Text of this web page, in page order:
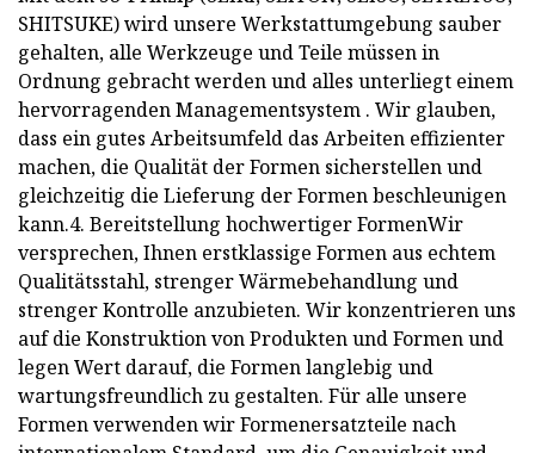
SHITSUKE) wird unsere Werkstattumgebung sauber
gehalten, alle Werkzeuge und Teile müssen in
Ordnung gebracht werden und alles unterliegt einem
hervorragenden Managementsystem . Wir glauben,
dass ein gutes Arbeitsumfeld das Arbeiten effizienter
machen, die Qualität der Formen sicherstellen und
gleichzeitig die Lieferung der Formen beschleunigen
kann.4. Bereitstellung hochwertiger FormenWir
versprechen, Ihnen erstklassige Formen aus echtem
Qualitätsstahl, strenger Wärmebehandlung und
strenger Kontrolle anzubieten. Wir konzentrieren uns
auf die Konstruktion von Produkten und Formen und
legen Wert darauf, die Formen langlebig und
wartungsfreundlich zu gestalten. Für alle unsere
Formen verwenden wir Formenersatzteile nach